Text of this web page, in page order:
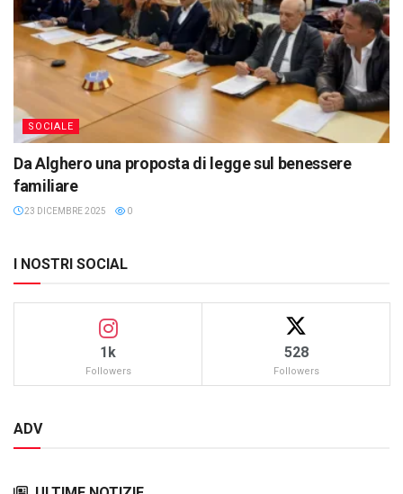
SOCIALE
Da Alghero una proposta di legge sul benessere
familiare
23 DICEMBRE 2025 0
I NOSTRI SOCIAL
1k
Followers
528
Followers
ADV